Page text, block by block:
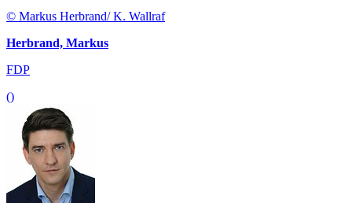
© Markus Herbrand/ K. Wallraf
Herbrand, Markus
FDP
()